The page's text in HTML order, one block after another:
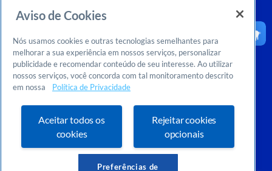
Telefone:
0800 570 0800
Whatsapp e Telegram:
(21)96576-7825
Ouvidoria:
CNPJ:
29.737.103/0001-10
Email:
falesebraerio@rj.sebrae.com.br
Sebrae Inteligência de Mercado
Dúvidas? Consulte o FAQOu entre em contato conosco:
Aviso de Cookies
Nós usamos cookies e outras tecnologias semelhantes para
melhorar a sua experiência em nossos serviços, personalizar
publicidade e recomendar conteúdo de seu interesse. Ao utilizar
nossos serviços, você concorda com tal monitoramento descrito
em nossa
Política de Privacidade
Aceitar todos os
cookies
Rejeitar cookies
opcionais
Preferências de